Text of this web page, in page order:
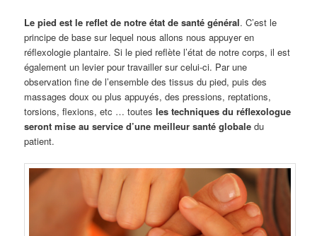
Le pied est le reflet de notre état de santé général. C’est le
principe de base sur lequel nous allons nous appuyer en
réflexologie plantaire. Si le pied reflète l’état de notre corps, il est
également un levier pour travailler sur celui-ci. Par une
observation fine de l’ensemble des tissus du pied, puis des
massages doux ou plus appuyés, des pressions, reptations,
torsions, flexions, etc … toutesles techniques du réflexologue
seront mise au service d’une meilleur santé globale du
patient.